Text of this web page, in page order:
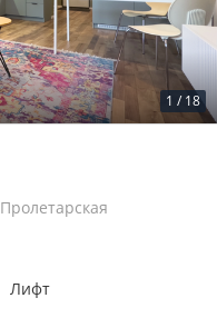
1 / 18
Пролетарская
Лифт